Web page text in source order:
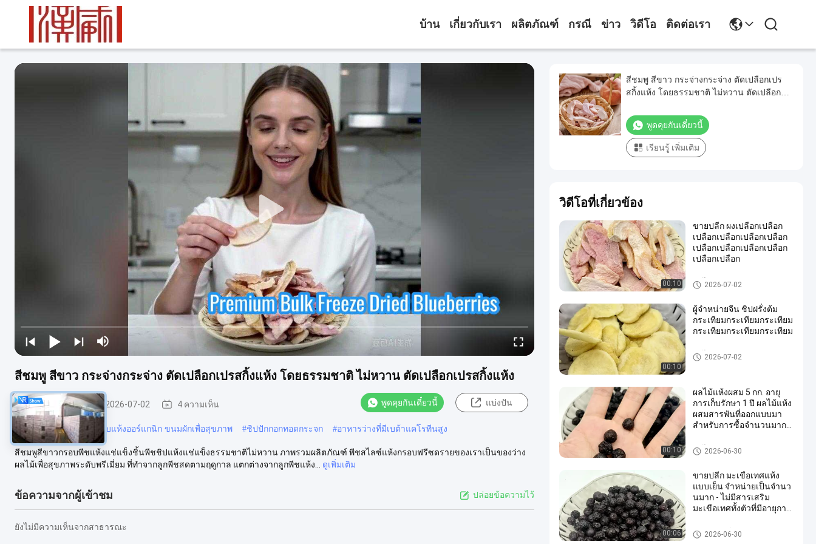
บ้าน เกี่ยวกับเรา ผลิตภัณฑ์ กรณี ข่าว วิดีโอ ติดต่อเรา
สีชมพู สีขาว กระจ่างกระจ่าง ตัดเปลือกเปรสกิ้งแห้ง โดยธรรมชาติ ไม่หวาน ตัดเปลือกเปรสกิ้งแห้ง
ผล ไม้ และ ผัก 2026-07-02 4 ความเห็น พูดคุยกันเดี๋ยวนี้ แบ่งปัน
#เห็ดทอดสุญญากาศ ผักอบแห้งออร์แกนิก ขนมผักเพื่อสุขภาพ #ชิปปักกอกทอดกระจก #อาหารว่างที่มีเบต้าแคโรทีนสูง
สีชมพูสีขาวกรอบพีชแห้งแช่แข็งชิ้นพีชชิปแห้งแช่แข็งธรรมชาติไม่หวาน ภาพรวมผลิตภัณฑ์ พีชสไลซ์แห้งกรอบฟรีซดรายของเราเป็นของว่าง
ผลไม้เพื่อสุขภาพระดับพรีเมี่ยม ที่ทำจากลูกพีชสดตามฤดูกาล แตกต่างจากลูกพีชแห้ง...
ดูเพิ่มเติม
ข้อความจากผู้เข้าชม ปล่อยข้อความไว้
ยังไม่มีความเห็นจากสาธารณะ
สีชมพู สีขาว กระจ่างกระจ่าง ตัดเปลือกเปร
สกิ้งแห้ง โดยธรรมชาติ ไม่หวาน ตัดเปลือก
พูดคุยกันเดี๋ยวนี้
เรียนรู้ เพิ่มเติม
วิดีโอที่เกี่ยวข้อง
00:10
ขายปลีก ผงเปลือกเปลือก
เปลือกเปลือกเปลือกเปลือก
เปลือกเปลือกเปลือกเปลือก
เปลือกเปลือก
ผล ไม้ และ ผัก
2026-07-02
00:10
ผู้จําหน่ายจีน ชิปฝรั่งต้ม
กระเทียมกระเทียมกระเทียม
กระเทียมกระเทียมกระเทียม
ผล ไม้ และ ผัก
2026-07-02
00:10
ผลไม้แห้งผสม 5 กก. อายุ
การเก็บรักษา 1 ปี ผลไม้แห้ง
ผสมสารพันที่ออกแบบมา
สำหรับการซื้อจำนวนมาก
ผล ไม้ และ ผัก
2026-06-30
00:06
ขายปลีก มะเขือเทศแห้ง
แบบเย็น จําหน่ายเป็นจํานว
นมาก - ไม่มีสารเสริม
มะเขือเทศทั้งตัวที่มีอายุการ
ขนมข้าวเกรียบปากหม้อ
2026-06-30